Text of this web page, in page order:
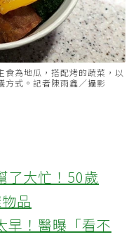
為地瓜，搭配烤的蔬菜，以
方式。記者陳雨鑫／攝影
了大忙！50歲
品
早！醫曝「看不